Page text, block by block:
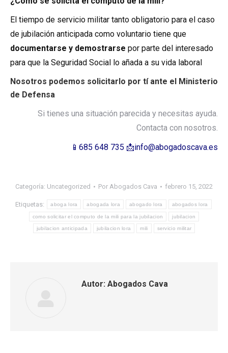
El tiempo de servicio militar tanto obligatorio para el caso
de jubilación anticipada como voluntario tiene que
documentarse y demostrarse por parte del interesado
para que la Seguridad Social lo añada a su vida laboral
Nosotros podemos solicitarlo por tí ante el Ministerio
de Defensa
Si tienes una situación parecida y necesitas ayuda.
Contacta con nosotros.
📱685 648 735 📩info@abogadoscava.es
Categoría: Uncategorized Por Abogados Cava febrero 15, 2022
Etiquetas: aboga lora abogada lora abogado lora abogados lora
como solicitar el computo de la mili para la jubilacion jubilacion
jubilacion anticipada jubilacion lora mili servicio militar
Autor: Abogados Cava